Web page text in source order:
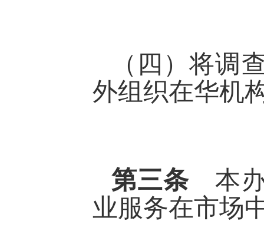
（四）将调
外组织在华机
第三条本
业服务在市场